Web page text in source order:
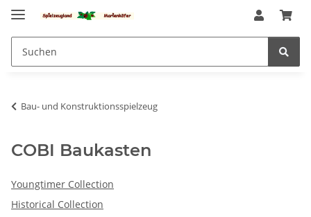
Bau- und Konstruktionsspielzeug
COBI Baukasten
Youngtimer Collection
Historical Collection